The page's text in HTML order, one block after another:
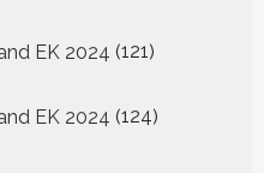
EK 2024 121121
EK 2024 124124